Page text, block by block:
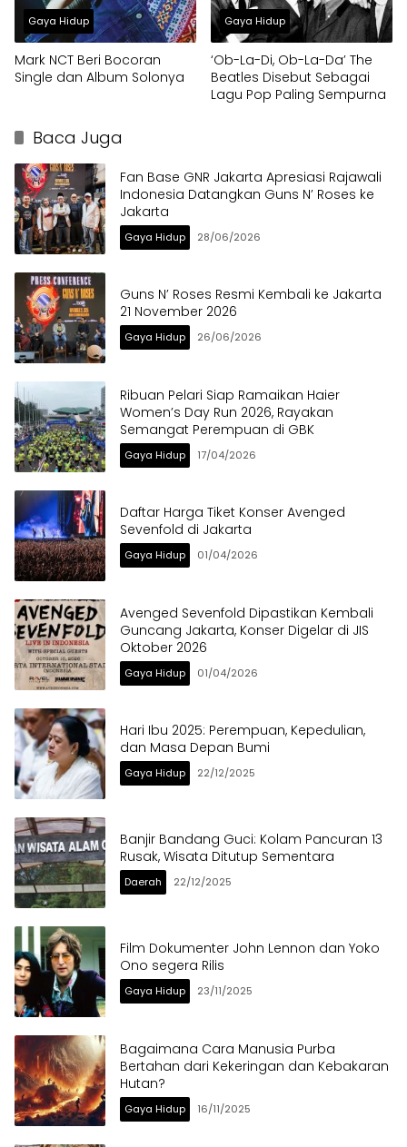
Gaya Hidup
Mark NCT Beri Bocoran
Single dan Album Solonya
Gaya Hidup
‘Ob-La-Di, Ob-La-Da’ The
Beatles Disebut Sebagai
Lagu Pop Paling Sempurna
Baca Juga
Fan Base GNR Jakarta Apresiasi Rajawali
Indonesia Datangkan Guns N’ Roses ke
Jakarta
Gaya Hidup 28/06/2026
Guns N’ Roses Resmi Kembali ke Jakarta
21 November 2026
Gaya Hidup 26/06/2026
Ribuan Pelari Siap Ramaikan Haier
Women’s Day Run 2026, Rayakan
Semangat Perempuan di GBK
Gaya Hidup 17/04/2026
Daftar Harga Tiket Konser Avenged
Sevenfold di Jakarta
Gaya Hidup 01/04/2026
Avenged Sevenfold Dipastikan Kembali
Guncang Jakarta, Konser Digelar di JIS
Oktober 2026
Gaya Hidup 01/04/2026
Hari Ibu 2025: Perempuan, Kepedulian,
dan Masa Depan Bumi
Gaya Hidup 22/12/2025
Banjir Bandang Guci: Kolam Pancuran 13
Rusak, Wisata Ditutup Sementara
Daerah 22/12/2025
Film Dokumenter John Lennon dan Yoko
Ono segera Rilis
Gaya Hidup 23/11/2025
Bagaimana Cara Manusia Purba
Bertahan dari Kekeringan dan Kebakaran
Hutan?
Gaya Hidup 16/11/2025